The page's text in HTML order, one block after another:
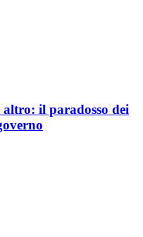
il paradosso dei